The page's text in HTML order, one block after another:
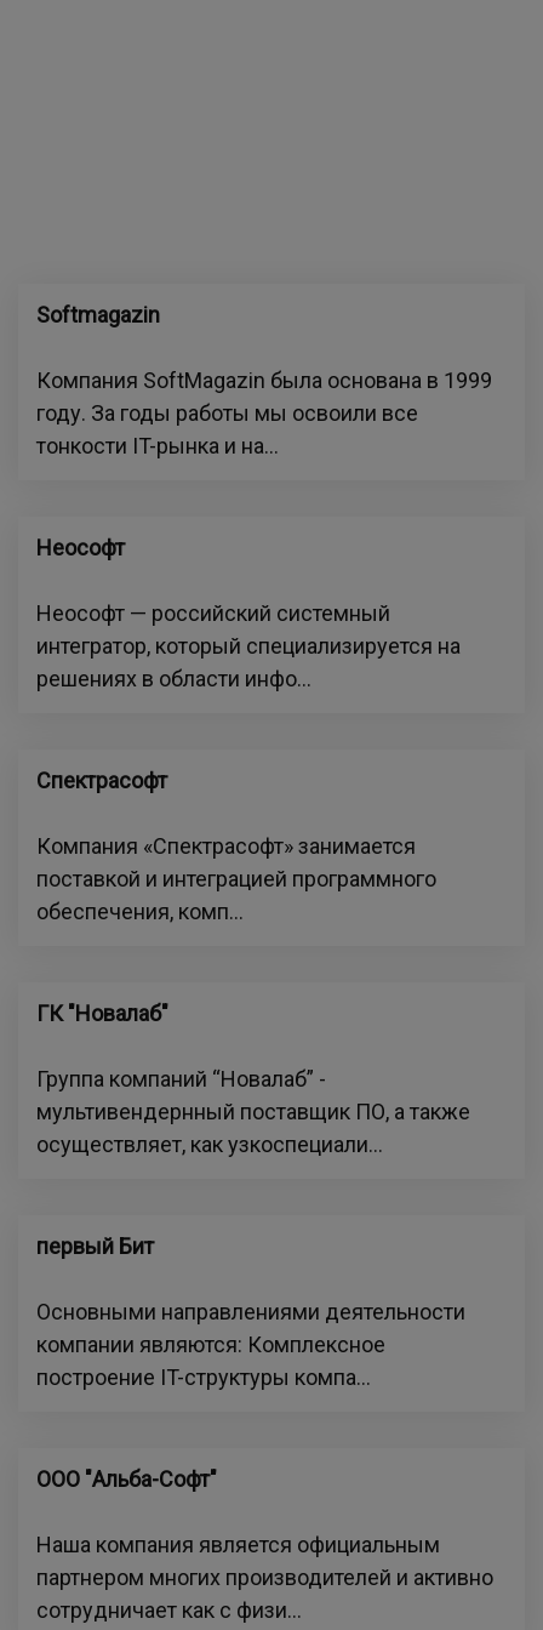
Softmagazin
Компания SoftMagazin была основана в 1999
году. За годы работы мы освоили все
тонкости IT-рынка и на...
Неософт
Неософт — российский системный
интегратор, который специализируется на
решениях в области инфо...
Спектрасофт
Компания «Спектрасофт» занимается
поставкой и интеграцией программного
обеспечения, комп...
ГК "Новалаб"
Группа компаний “Новалаб” -
мультивендернный поставщик ПО, а также
осуществляет, как узкоспециали...
первый Бит
Основными направлениями деятельности
компании являются: Комплексное
построение IT-структуры компа...
ООО "Альба-Софт"
Наша компания является официальным
партнером многих производителей и активно
сотрудничает как с физи...